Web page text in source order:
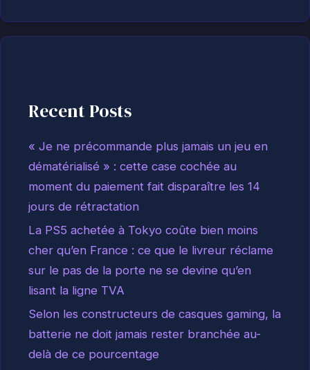
Recent Posts
« Je ne précommande plus jamais un jeu en
dématérialisé » : cette case cochée au
moment du paiement fait disparaître les 14
jours de rétractation
La PS5 achetée à Tokyo coûte bien moins
cher qu’en France : ce que le livreur réclame
sur le pas de la porte ne se devine qu’en
lisant la ligne TVA
Selon les constructeurs de casques gaming, la
batterie ne doit jamais rester branchée au-
delà de ce pourcentage